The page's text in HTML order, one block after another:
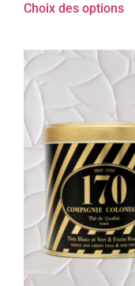
Choix des options